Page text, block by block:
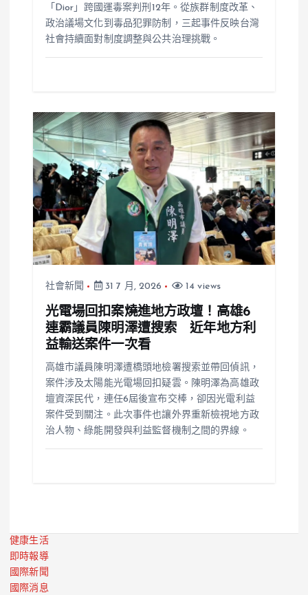
「Dior」跨國運毒案判刑12年。從族群制度改革、
政治議場文化到毒品犯罪防制，三起事件反映台灣
社會持續面對制度調整與公共治理挑戰。
社會新聞 31 7 月, 2026 14 views
光電場回扣案燒進地方政壇！高雄6
連霸議員陳明澤遭搜索 近年地方利
益輸送案件一次看
高雄市議員陳明澤遭橋頭地檢署搜索並帶回偵訊，
案件涉及太陽能光電場回扣疑雲。陳明澤為高雄政
壇資深民代，連任6屆後宣布交棒，卻因光電利益
案件受到關注。此次事件也讓外界重新檢視地方政
治人物、綠能開發與利益監督機制之間的界線。
健康生活
即時報導
國際新聞
國際消息